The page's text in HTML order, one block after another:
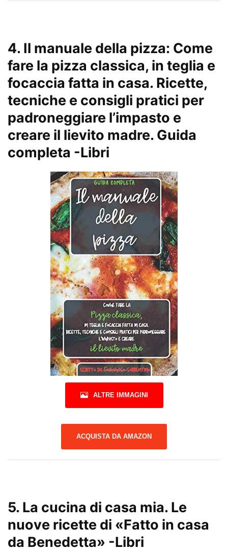
4. Il manuale della pizza: Come
fare la pizza classica, in teglia e
focaccia fatta in casa. Ricette,
tecniche e consigli pratici per
padroneggiare l’impasto e
creare il lievito madre. Guida
completa -Libri
ALTRE IMMAGINI
ACQUISTA DA AMAZON
5. La cucina di casa mia. Le
nuove ricette di «Fatto in casa
da Benedetta» -Libri